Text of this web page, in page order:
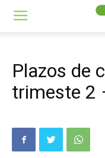
Plazos de
trimeste 2